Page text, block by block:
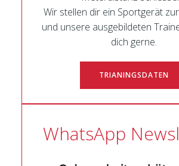
Wir stellen dir ein Sportgerät
und unsere ausgebildeten
dich gerne.
TRIANINGSDATEN
WhatsApp